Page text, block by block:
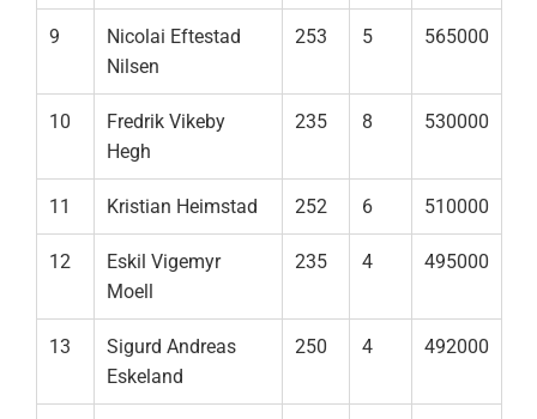
9
Nicolai Eftestad
Nilsen
253 5 565000
10
Fredrik Vikeby
Hegh
235 8 530000
11 Kristian Heimstad 252 6 510000
12
Eskil Vigemyr
Moell
235 4 495000
13
Sigurd Andreas
Eskeland
250 4 492000